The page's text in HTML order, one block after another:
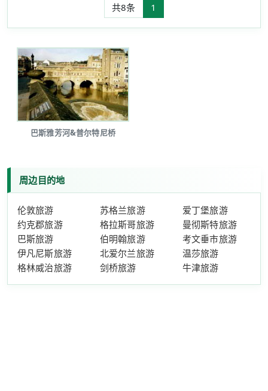
共8条 1
巴斯雅芳河&普尔特尼桥
周边目的地
伦敦旅游 苏格兰旅游
爱丁堡旅游
约克郡旅游
格拉斯哥旅游
曼彻斯特旅游
巴斯旅游
伯明翰旅游
考文垂市旅游
伊凡尼斯旅游
北爱尔兰旅游
温莎旅游
格林威治旅游
剑桥旅游 牛津旅游